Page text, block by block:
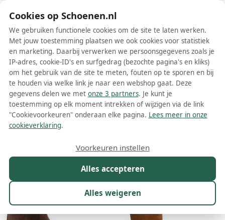
Schoenen.nl
Wis filters Alle filters
Bruine Alpe dames enkellaarsjes
Meer lezen
29%
Cookies op Schoenen.nl
We gebruiken functionele cookies om de site te laten werken.
Met jouw toestemming plaatsen we ook cookies voor statistiek
en marketing. Daarbij verwerken we persoonsgegevens zoals je
IP-adres, cookie-ID's en surfgedrag (bezochte pagina's en kliks)
om het gebruik van de site te meten, fouten op te sporen en bij
te houden via welke link je naar een webshop gaat. Deze
gegevens delen we met onze 3 partners. Je kunt je
toestemming op elk moment intrekken of wijzigen via de link
"Cookievoorkeuren" onderaan elke pagina. Lees meer in onze
cookieverklaring.
Alles accepteren
Alles weigeren
Voorkeuren instellen